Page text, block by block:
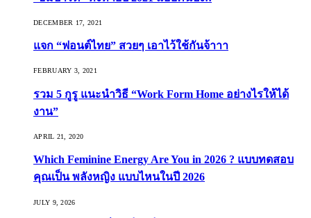
DECEMBER 17, 2021
แจก “ฟอนต์ไทย” สวยๆ เอาไว้ใช้กันจ้าาา
FEBRUARY 3, 2021
รวม 5 กูรู แนะนำวิธี “Work Form Home อย่างไรให้ได้
งาน”
APRIL 21, 2020
Which Feminine Energy Are You in 2026 ? แบบทดสอบ
คุณเป็น พลังหญิง แบบไหนในปี 2026
JULY 9, 2026